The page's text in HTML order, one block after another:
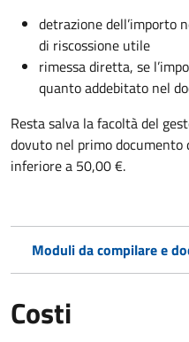
detrazione dell’importo
di riscossione utile
rimessa diretta, se
quanto addebitato nel
Resta salva la facoltà del
dovuto nel primo
inferiore a 50,00 €.
Moduli da compilare e
Costi